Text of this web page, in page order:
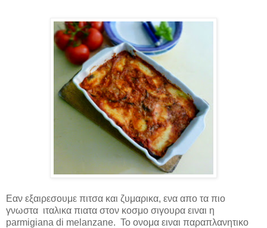
Εαν εξαιρεσουμε πιτσα και ζυμαρικα, ενα απο τα πιο
γνωστα ιταλικα πιατα στον κοσμο σιγουρα ειναι η
parmigiana di melanzane. Το ονομα ειναι παραπλανητικο